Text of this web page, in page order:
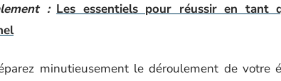
: Les essentiels pour réussir en tant
minutieusement le déroulement de votre